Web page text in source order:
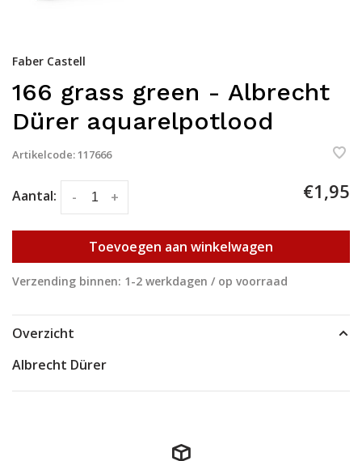
Faber Castell
166 grass green - Albrecht
Dürer aquarelpotlood
Artikelcode:117666
Aantal: +
- €1,95
Toevoegen aan winkelwagen
Verzending binnen: 1-2 werkdagen / op voorraad
Overzicht
Albrecht Dürer